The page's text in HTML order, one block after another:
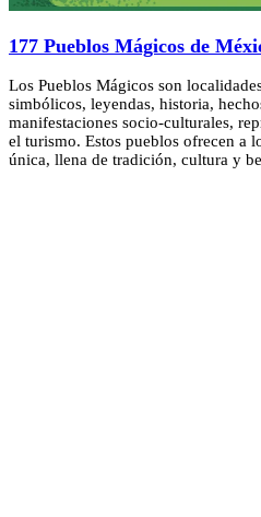
177 Pueblos Mágicos de
Los Pueblos Mágicos son
simbólicos, leyendas, historia,
manifestaciones socio-culturales,
el turismo. Estos pueblos ofrecen a
única, llena de tradición, cultura y